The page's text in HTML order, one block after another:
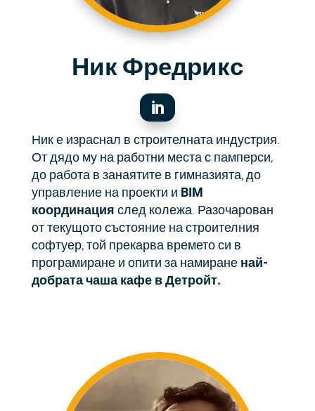
Ник Фредрикс

Ник е израснал в строителната индустрия.
От дядо му на работни места с памперси,
до работа в занаятите в гимназията, до
управление на проекти и BIM
координация след колежа. Разочарован
от текущото състояние на строителния
софтуер, той прекарва времето си в
програмиране и опити за намираненай-
добрата чаша кафе в Детройт.